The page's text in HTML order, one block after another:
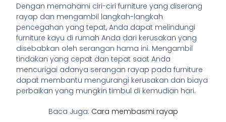
Dengan memahami ciri-ciri furniture yang diserang
rayap dan mengambil langkah-langkah
pencegahan yang tepat, Anda dapat melindungi
furniture kayu di rumah Anda dari kerusakan yang
disebabkan oleh serangan hama ini. Mengambil
tindakan yang cepat dan tepat saat Anda
mencurigai adanya serangan rayap pada furniture
dapat membantu mengurangi kerusakan dan biaya
perbaikan yang mungkin timbul di kemudian hari.
Baca Juga: Cara membasmi rayap